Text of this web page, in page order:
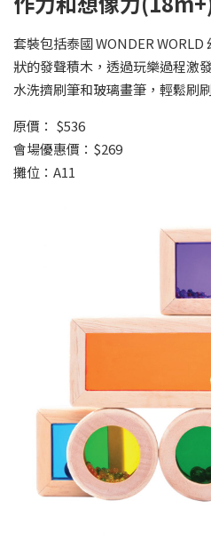
套裝包括泰國 WONDER
狀的發聲積木，透過玩樂過程激
水洗擠刷筆和玻璃畫筆，輕鬆刷
原價： $536
會場優惠價：$269
攤位：A11